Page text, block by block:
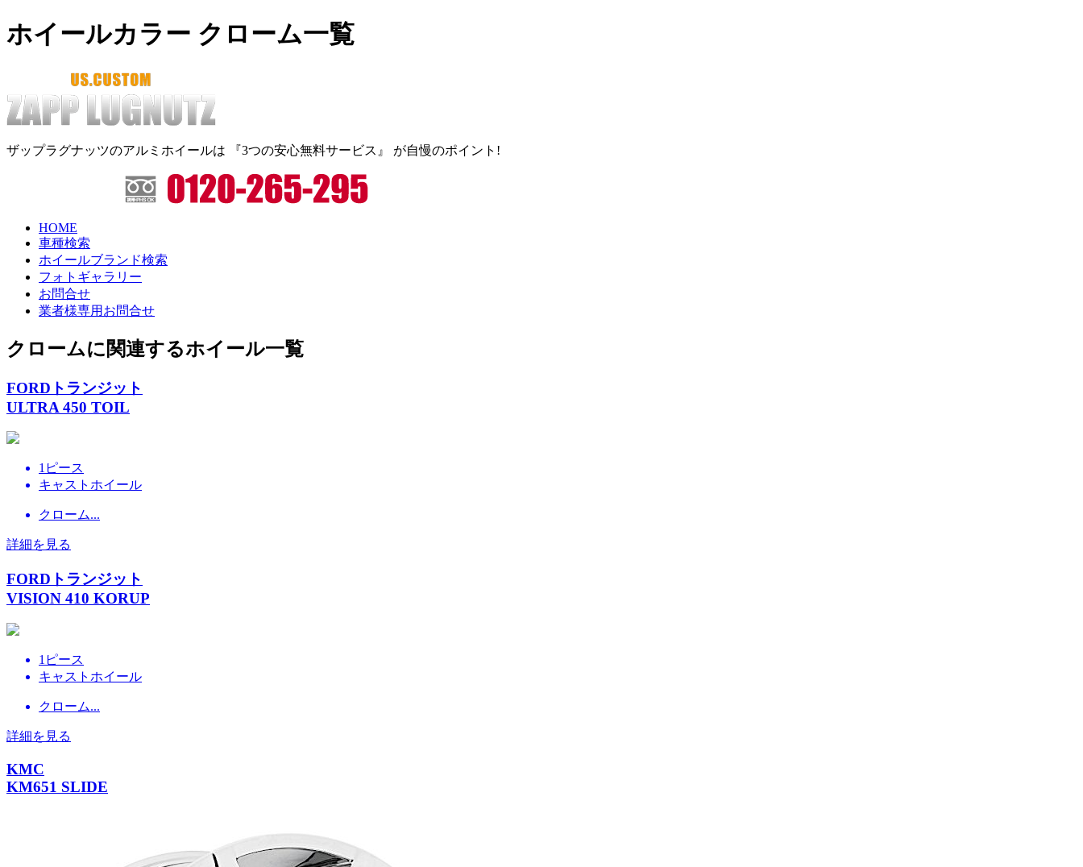
ホイールカラー クローム一覧
ザップラグナッツのアルミホイールは 『3つの安心無料サービス』 が自慢のポイント!
HOME
車種検索
ホイールブランド検索
フォトギャラリー
お問合せ
業者様専用お問合せ
クロームに関連するホイール一覧
FORDトランジット
ULTRA 450 TOIL
1ピース
キャストホイール
クローム...
詳細を見る
FORDトランジット
VISION 410 KORUP
1ピース
キャストホイール
クローム...
詳細を見る
KMC
KM651 SLIDE